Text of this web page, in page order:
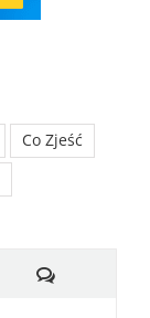
Co Zjeść
Komentarze